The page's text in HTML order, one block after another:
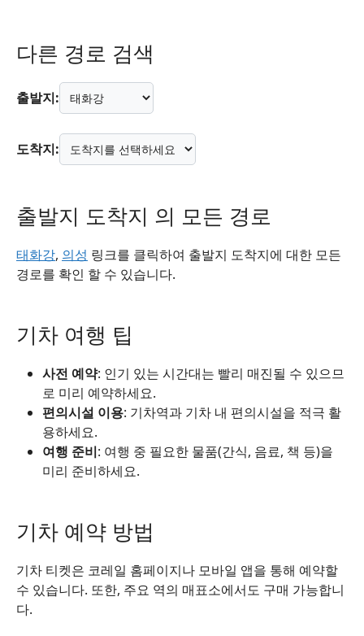
다른 경로 검색
출발지:
도착지:
출발지 도착지 의 모든 경로
태화강, 의성 링크를 클릭하여 출발지 도착지에 대한 모든
경로를 확인 할 수 있습니다.
기차 여행 팁
사전 예약: 인기 있는 시간대는 빨리 매진될 수 있으므
로 미리 예약하세요.
편의시설 이용: 기차역과 기차 내 편의시설을 적극 활
용하세요.
여행 준비: 여행 중 필요한 물품(간식, 음료, 책 등)을
미리 준비하세요.
기차 예약 방법
기차 티켓은 코레일 홈페이지나 모바일 앱을 통해 예약할
수 있습니다. 또한, 주요 역의 매표소에서도 구매 가능합니
다.